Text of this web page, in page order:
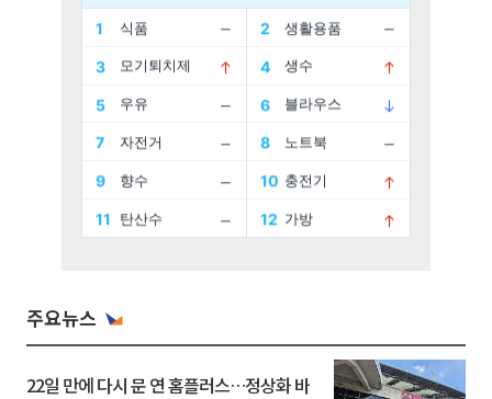
주요뉴스
22일 만에 다시 문 연 홈플러스…정상화 바